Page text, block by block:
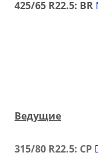
425/65 R22.5: BR
Ведущие
315/80 R22.5: CP